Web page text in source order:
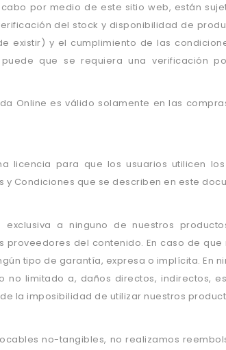
por medio de este sitio web, están
del stock y disponibilidad de
existir) y el cumplimiento de las
que se requiera una verificación
Online es válido solamente en las
licencia para que los usuarios utilicen
Condiciones que se describen en este
a ninguno de nuestros
del contenido. En caso de
tipo de garantía, expresa o implícita. En
limitado a, daños directos, indirectos,
la imposibilidad de utilizar nuestros
no-tangibles, no realizamos